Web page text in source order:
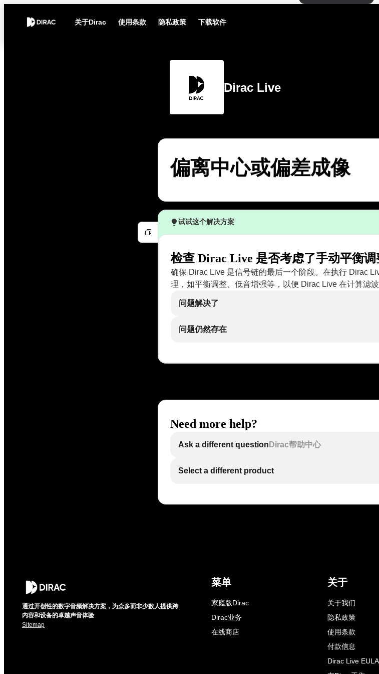
关于Dirac 使用条款 隐私政策 下载软件
Dirac Live
偏离中心或偏差成像
试试这个解决方案
检查 Dirac Live 是否考虑了手动平衡调
确保 Dirac Live 是信号链的最后一个阶段。在执行 Dirac
理，如平衡调整、低音增强等，以便 Dirac Live 在计算滤
问题解决了
问题仍然存在
Need more help?
Ask a different question Dirac帮助中心
Select a different product
通过开创性的数字音频解决方案，为众多而非少数人提供跨
内容和设备的卓越声音体验
Sitemap
菜单
家庭版Dirac
Dirac业务
在线商店
关于
关于我们
隐私政策
使用条款
付款信息
Dirac Live EULA